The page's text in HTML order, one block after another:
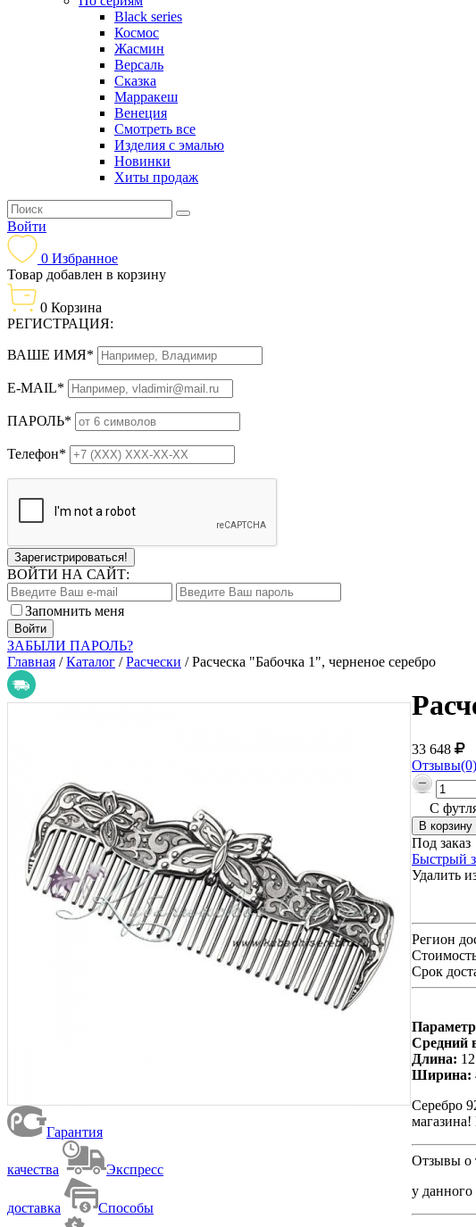
Black series
Космос
Жасмин
Версаль
Сказка
Марракеш
Венеция
Смотреть все
Изделия с эмалью
Новинки
Хиты продаж
Войти
0 Избранное
Товар добавлен в корзину
0 Корзина
РЕГИСТРАЦИЯ:
ВАШЕ ИМЯ*
E-MAIL*
ПАРОЛЬ*
Телефон*
Зарегистрироваться!
ВОЙТИ НА САЙТ:
Запомнить меня
ЗАБЫЛИ ПАРОЛЬ?
Главная /Каталог /Расчески /Расческа "Бабочка 1", черненое серебро
Гарантия
качества Экспресс
доставка Способы
33 648
Отзывы(0)
С
Под заказ
Быстрый
Удалить
Регион
Срок
Средний
Длина:
Ширина:
Серебро
магазина!
Отзывы о
у данного